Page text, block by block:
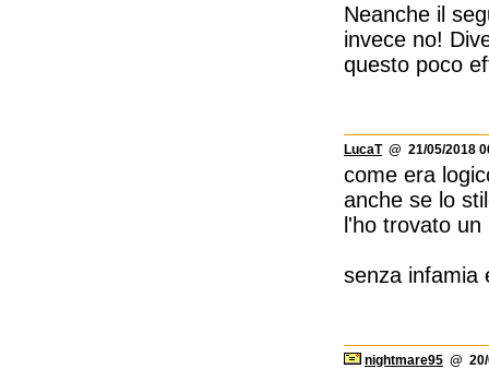
Neanche il
invece no!
questo poco
LucaT@ 21/05/2018
come era
anche se lo
l'ho trovato
senza infamia
nightmare95 @